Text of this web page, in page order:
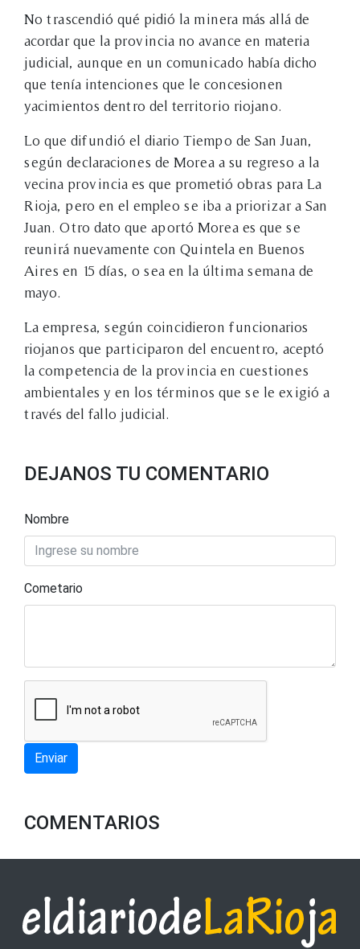
No trascendió qué pidió la minera más allá de
acordar que la provincia no avance en materia
judicial, aunque en un comunicado había dicho
que tenía intenciones que le concesionen
yacimientos dentro del territorio riojano.
Lo que difundió el diario Tiempo de San Juan,
según declaraciones de Morea a su regreso a la
vecina provincia es que prometió obras para La
Rioja, pero en el empleo se iba a priorizar a San
Juan. Otro dato que aportó Morea es que se
reunirá nuevamente con Quintela en Buenos
Aires en 15 días, o sea en la última semana de
mayo.
La empresa, según coincidieron funcionarios
riojanos que participaron del encuentro, aceptó
la competencia de la provincia en cuestiones
ambientales y en los términos que se le exigió a
través del fallo judicial.
DEJANOS TU COMENTARIO
Nombre
Cometario
Enviar
COMENTARIOS